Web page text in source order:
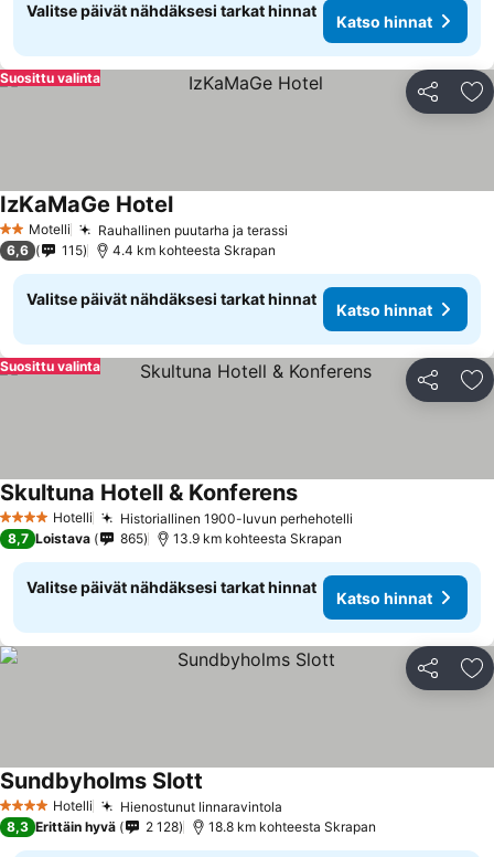
Valitse päivät nähdäksesi tarkat hinnat
Katso hinnat
Jaa
Suosittu valinta
2 Tähtiluokitus
Motelli Rauhallinen puutarha ja terassi
IzKaMaGe HotelKatso hinnat
6,6 115 4.4 km kohteesta Skrapan
Valitse päivät nähdäksesi tarkat hinnat
Katso hinnat
Jaa
Suosittu valinta
4 Tähtiluokitus
Hotelli Historiallinen 1900-luvun perhehotelli
Skultuna Hotell & KonferensKatso hinnat
8,7 Loistava 865 13.9 km kohteesta Skrapan
Valitse päivät nähdäksesi tarkat hinnat
Katso hinnat
Jaa
4 Tähtiluokitus
Hotelli Hienostunut linnaravintola
Sundbyholms Slott
8,3 Erittäin hyvä 2 128 18.8 km kohteesta Skrapan